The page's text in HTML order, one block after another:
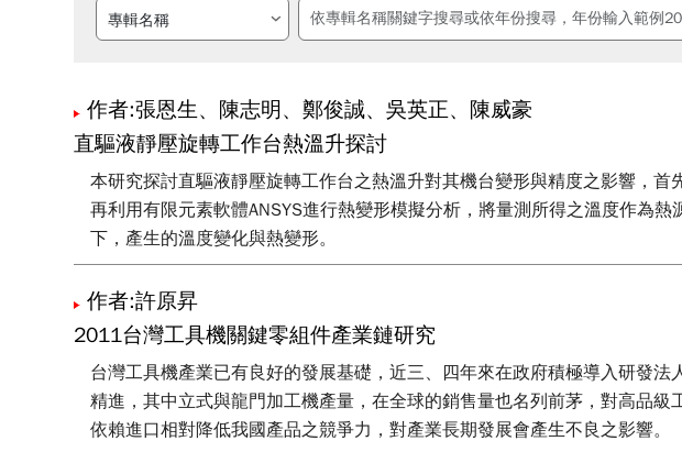
作者:張恩生、陳志明、鄭俊誠、吳英正、陳威豪
直驅液靜壓旋轉工作台熱溫升探討
本研究探討直驅液靜壓旋轉工作台之熱溫升對其機台變形與精度之影響，
再利用有限元素軟體ANSYS進行熱變形模擬分析，將量測所得之溫度作為
下，產生的溫度變化與熱變形。
作者:許原昇
2011台灣工具機關鍵零組件產業鏈研究
台灣工具機產業已有良好的發展基礎，近三、四年來在政府積極導入研發
精進，其中立式與龍門加工機產量，在全球的銷售量也名列前茅，對高品
依賴進口相對降低我國產品之競爭力，對產業長期發展會產生不良之影響。